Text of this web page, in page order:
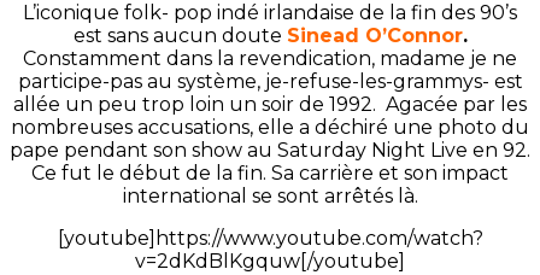
L’iconique folk- pop indé irlandaise de la fin des 90’s
est sans aucun doute Sinead O’Connor.
Constamment dans la revendication, madame je ne
participe-pas au système, je-refuse-les-grammys- est
allée un peu trop loin un soir de 1992. Agacée par les
nombreuses accusations, elle a déchiré une photo du
pape pendant son show au Saturday Night Live en 92.
Ce fut le début de la fin. Sa carrière et son impact
international se sont arrêtés là.
[youtube]https://www.youtube.com/watch?
v=2dKdBlKgquw[/youtube]